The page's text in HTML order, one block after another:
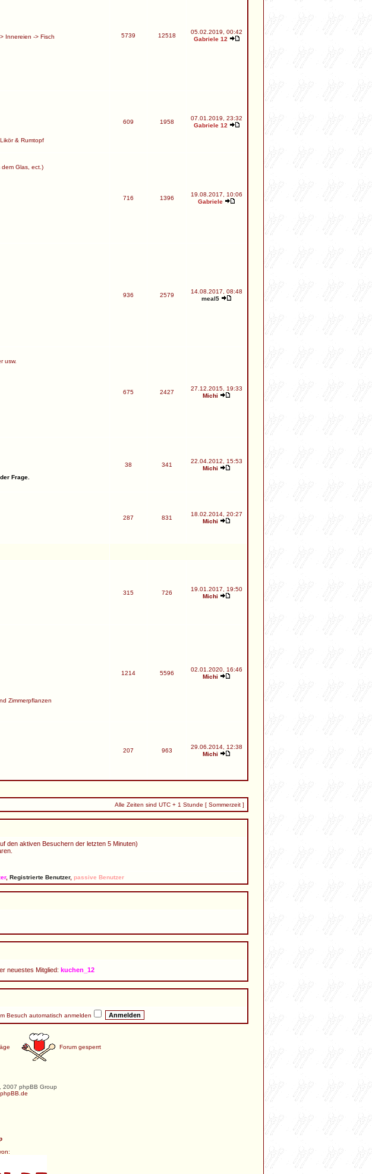
Innereien -> Fisch
5739 12518
05.02.2019, 00:42
Gabriele 12
Likör & Rumtopf
609 1958
07.01.2019, 23:32
Gabriele 12
Glas, ect.)
716 1396
19.08.2017, 10:06
Gabriele
936 2579
14.08.2017, 08:48
meal5
usw.
675 2427
27.12.2015, 19:33
Michi
Frage.
38 341
22.04.2012, 15:53
Michi
287 831
18.02.2014, 20:27
Michi
315 726
19.01.2017, 19:50
Michi
Zimmerpflanzen
1214 5596
02.01.2020, 16:46
Michi
207 963
29.06.2014, 12:38
Michi
Alle Zeiten sind UTC + 1 Stunde [ Sommerzeit ]
den aktiven Besuchern der letzten 5 Minuten)
, Registrierte Benutzer, passive Benutzer
neuestes Mitglied: kuchen_12
Besuch automatisch anmelden
Forum gesperrt
phpBB Group
phpBB.de